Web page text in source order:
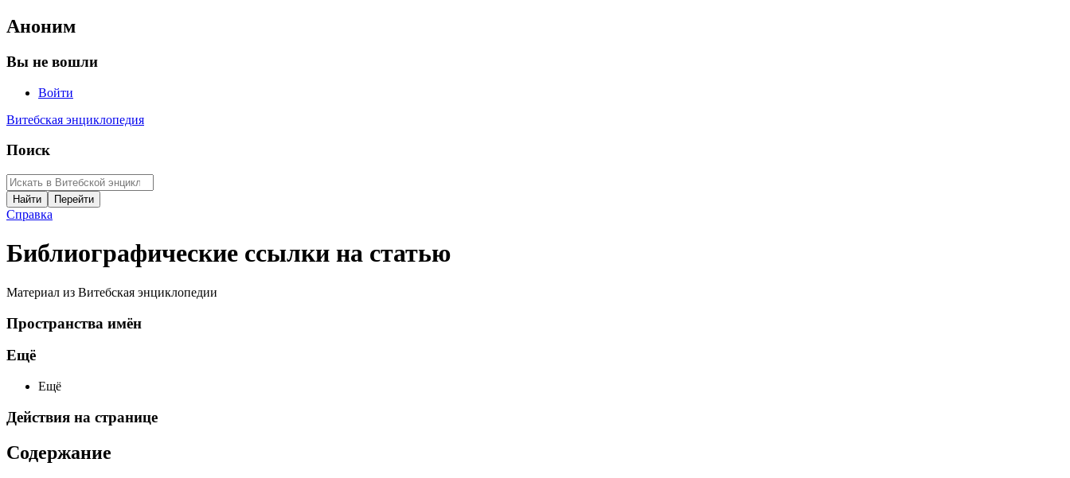
Аноним
Вы не вошли
Войти
Витебская энциклопедия
Поиск
Справка
Библиографические ссылки на статью
Материал из Витебская энциклопедии
Пространства имён
Ещё
Ещё
Действия на странице
Содержание